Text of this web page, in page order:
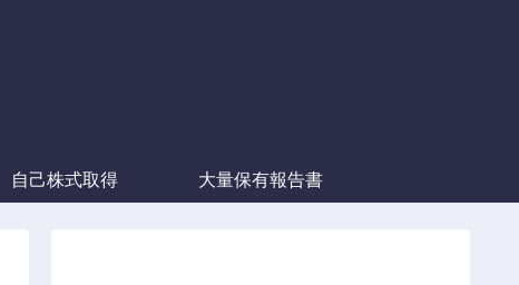
自己株式取得 大量保有報告書